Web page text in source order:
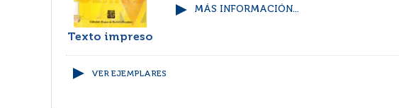
Texto impreso
MÁS INFORMACIÓN...
VER EJEMPLARES